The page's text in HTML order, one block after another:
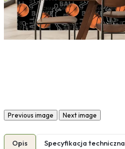
Previous image Next image
Opis Specyfikacja techniczna